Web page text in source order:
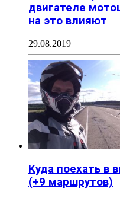
двигателе
на это влияют
29.08.2019
Куда поехать в
(+9 маршрутов)